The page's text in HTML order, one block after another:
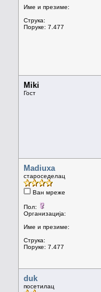
Име и презиме:
Струка:
Поруке: 7.477
Miki
Гост
Madiuxa
староседелац
Ван мреже
Пол:
Организација:
Име и презиме:
Струка:
Поруке: 7.477
duk
посетилац